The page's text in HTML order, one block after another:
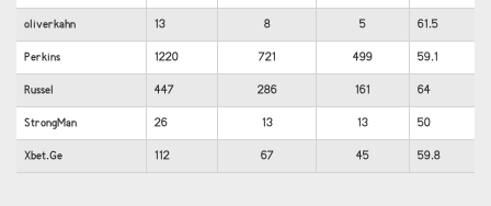
oliverkahn 13 8 5 61.5
Perkins 1220 721 499 59.1
Russel 447 286 161 64
StrongMan 26 13 13 50
Xbet.Ge 112 67 45 59.8